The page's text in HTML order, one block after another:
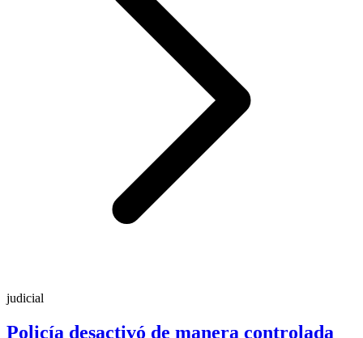
judicial
Policía desactivó de manera controlada